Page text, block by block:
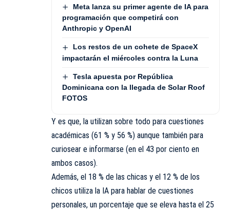
Meta lanza su primer agente de IA para
programación que competirá con
Anthropic y OpenAI
Los restos de un cohete de SpaceX
impactarán el miércoles contra la Luna
Tesla apuesta por República
Dominicana con la llegada de Solar Roof
FOTOS
Y es que, la utilizan sobre todo para cuestiones
académicas (61 % y 56 %) aunque también para
curiosear e informarse (en el 43 por ciento en
ambos casos).
Además, el 18 % de las chicas y el 12 % de los
chicos utiliza la IA para hablar de cuestiones
personales, un porcentaje que se eleva hasta el 25